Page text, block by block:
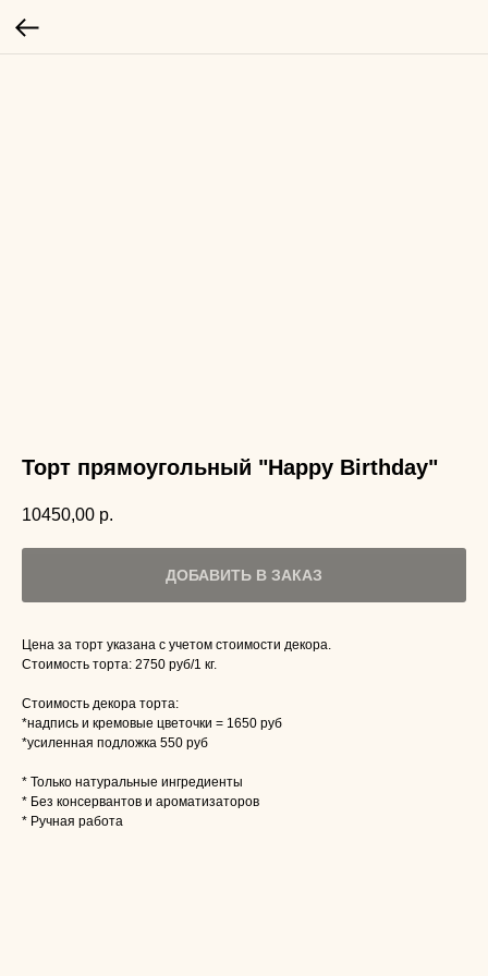
Торт прямоугольный "Happy Birthday"
10450,00 р.
ДОБАВИТЬ В ЗАКАЗ
Цена за торт указана с учетом стоимости декора.
Стоимость торта: 2750 руб/1 кг.
Стоимость декора торта:
*надпись и кремовые цветочки = 1650 руб
*усиленная подложка 550 руб
* Только натуральные ингредиенты
* Без консервантов и ароматизаторов
* Ручная работа